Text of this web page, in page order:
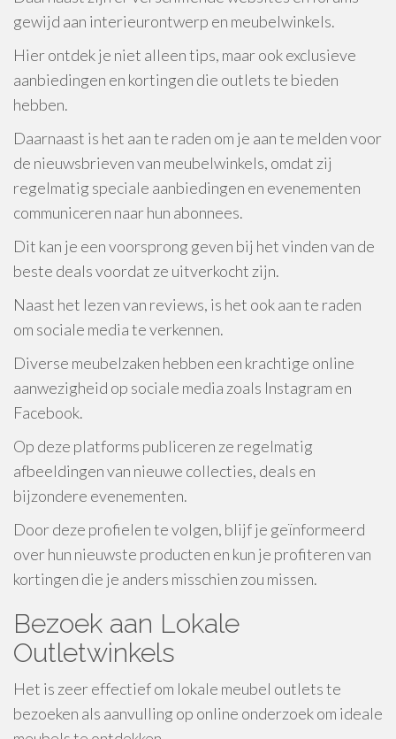
gewijd aan interieurontwerp en meubelwinkels.
Hier ontdek je niet alleen tips, maar ook exclusieve
aanbiedingen en kortingen die outlets te bieden
hebben.
Daarnaast is het aan te raden om je aan te melden voor
de nieuwsbrieven van meubelwinkels, omdat zij
regelmatig speciale aanbiedingen en evenementen
communiceren naar hun abonnees.
Dit kan je een voorsprong geven bij het vinden van de
beste deals voordat ze uitverkocht zijn.
Naast het lezen van reviews, is het ook aan te raden
om sociale media te verkennen.
Diverse meubelzaken hebben een krachtige online
aanwezigheid op sociale media zoals Instagram en
Facebook.
Op deze platforms publiceren ze regelmatig
afbeeldingen van nieuwe collecties, deals en
bijzondere evenementen.
Door deze profielen te volgen, blijf je geïnformeerd
over hun nieuwste producten en kun je profiteren van
kortingen die je anders misschien zou missen.
Bezoek aan Lokale
Outletwinkels
Het is zeer effectief om lokale meubel outlets te
bezoeken als aanvulling op online onderzoek om ideale